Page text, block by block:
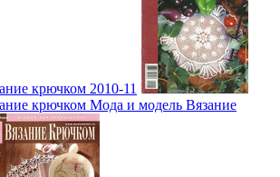
крючком 2010-11
крючком Мода и модель Вязание